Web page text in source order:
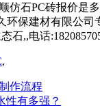
仿石PC砖报价是
环保建材有限公司
石,,电话
,
作流程
性有多强？